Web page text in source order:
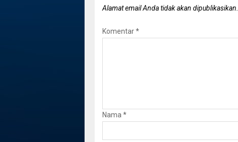
Alamat email Anda tidak akan dipublikasikan.
Komentar*
Nama*